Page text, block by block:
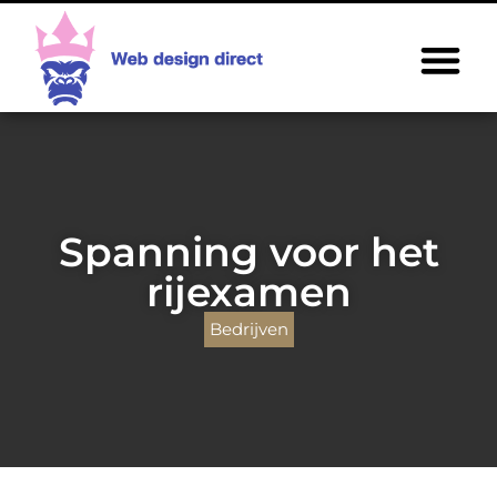
Spanning voor het
rijexamen
Bedrijven